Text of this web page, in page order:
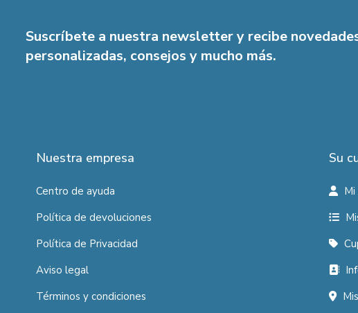
Suscríbete a nuestra newsletter y recibe
personalizadas, consejos y mucho más.
Nuestra empresa
Centro de ayuda
Política de devoluciones
Política de Privacidad
Aviso legal
Términos y condiciones
Su